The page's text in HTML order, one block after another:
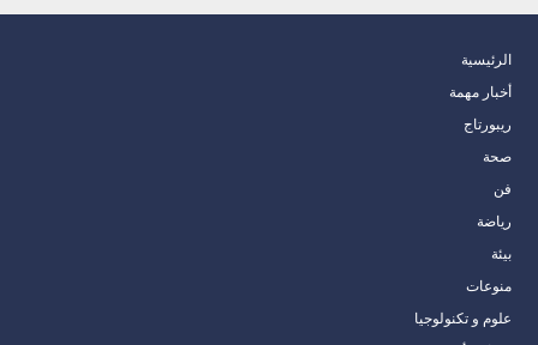
الرئيسية
أخبار مهمة
ريبورتاج
صحة
فن
رياضة
بيئة
منوعات
علوم و تكنولوجيا